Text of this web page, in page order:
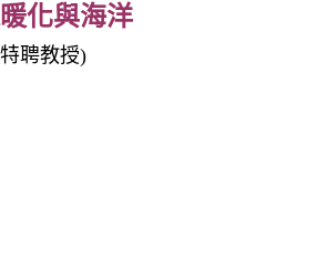
化與海洋
聘教授)